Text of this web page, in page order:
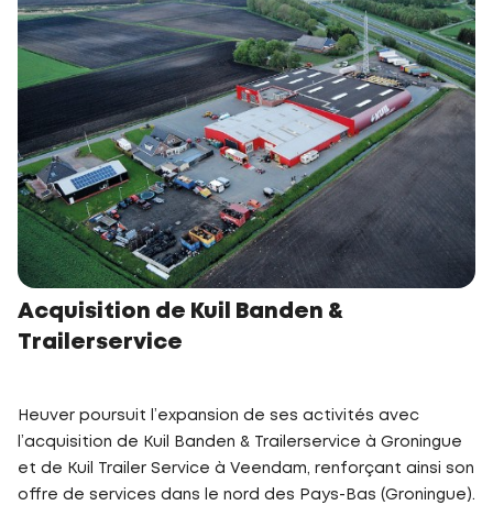
Acquisition de Kuil Banden &
Trailerservice
Heuver poursuit l’expansion de ses activités avec
l’acquisition de Kuil Banden & Trailerservice à Groningue
et de Kuil Trailer Service à Veendam, renforçant ainsi son
offre de services dans le nord des Pays-Bas (Groningue).